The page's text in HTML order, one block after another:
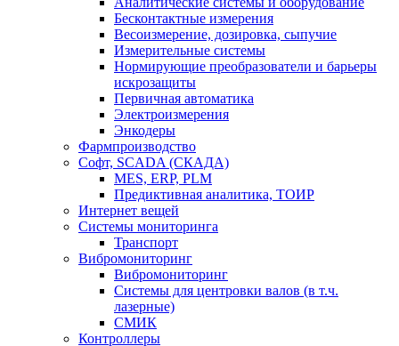
Бесконтактные измерения
Весоизмерение, дозировка, сыпучие
Измерительные системы
Нормирующие преобразователи и барьеры
искрозащиты
Первичная автоматика
Электроизмерения
Энкодеры
Фармпроизводство
Софт, SCADA (СКАДА)
MES, ERP, PLM
Предиктивная аналитика, ТОИР
Интернет вещей
Системы мониторинга
Транспорт
Вибромониторинг
Вибромониторинг
Системы для центровки валов (в т.ч.
лазерные)
СМИК
Контроллеры